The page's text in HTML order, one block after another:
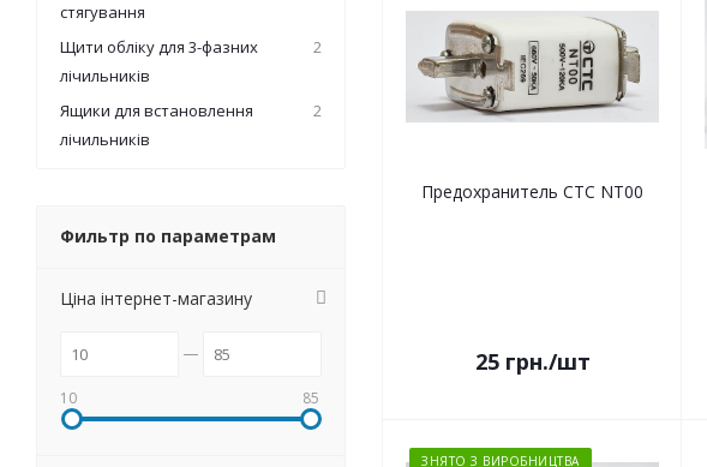
Предохранитель СТС NT00
25грн./шт
ЗНЯТО З ВИРОБНИЦТВА
стягування
Щити обліку для 3-фазних
лічильників
2
Ящики для встановлення
лічильників
2
Фильтр по параметрам
Ціна інтернет-магазину
10 85